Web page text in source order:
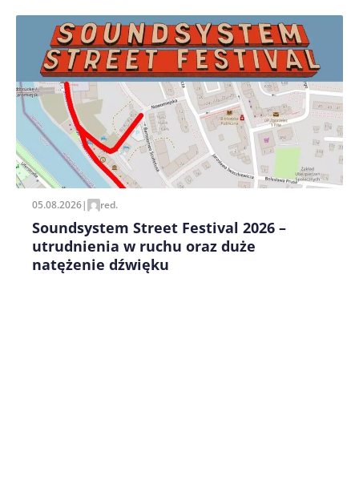
Zapamiętaj moje dane w tej przeglądarce podczas
pisania kolejnych komentarzy.
05.08.2026| red.
Soundsystem Street Festival 2026 –
utrudnienia w ruchu oraz duże
natężenie dźwięku